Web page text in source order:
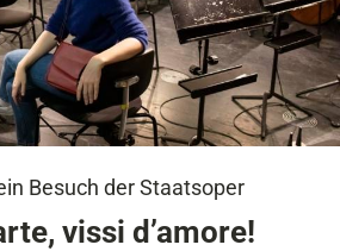
Besuch der Staatsoper
vissi d’amore!